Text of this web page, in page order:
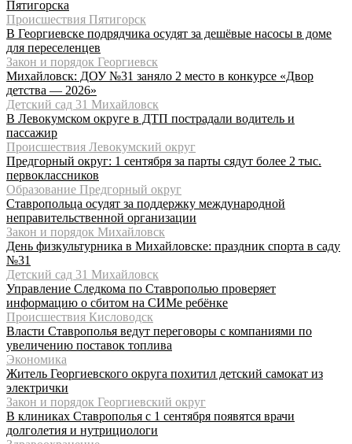
Пятигорска
Происшествия Пятигорск
В Георгиевске подрядчика осудят за дешёвые насосы в доме
для переселенцев
Закон и порядок Георгиевск
Михайловск: ДОУ №31 заняло 2 место в конкурсе «Двор
детства — 2026»
Детский сад 31 Михайловск
В Левокумском округе в ДТП пострадали водитель и
пассажир
Происшествия Левокумский округ
Предгорный округ: 1 сентября за парты сядут более 2 тыс.
первоклассников
Образование Предгорный округ
Ставропольца осудят за поддержку международной
неправительственной организации
Закон и порядок Михайловск
День физкультурника в Михайловске: праздник спорта в саду
№31
Детский сад 31 Михайловск
Управление Следкома по Ставрополью проверяет
информацию о сбитом на СИМе ребёнке
Происшествия Кисловодск
Власти Ставрополья ведут переговоры с компаниями по
увеличению поставок топлива
Экономика
Житель Георгиевского округа похитил детский самокат из
электрички
Закон и порядок Георгиевский округ
В клиниках Ставрополья с 1 сентября появятся врачи
долголетия и нутрициологи